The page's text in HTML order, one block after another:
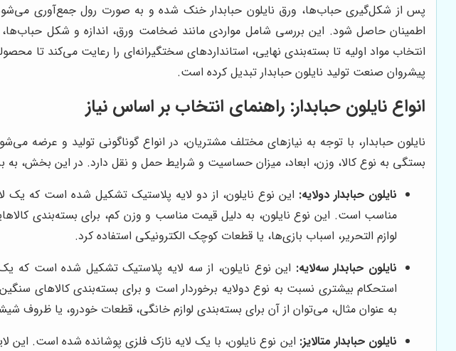
پس از شکل‌گیری حباب‌ها، ورق نایلون حبابدار خنک شده و به صورت رول جمع‌آوری
اطمینان حاصل شود. این بررسی شامل مواردی مانند ضخامت ورق، اندازه و شکل حباب‌ها،
انتخاب مواد اولیه تا بسته‌بندی نهایی، استانداردهای سختگیرانه‌ای را رعایت می‌کند تا
پیشروان صنعت تولید نایلون حبابدار تبدیل کرده است.
انواع نایلون حبابدار: راهنمای انتخاب بر اساس نیاز
نایلون حبابدار، با توجه به نیازهای مختلف مشتریان، در انواع گوناگونی تولید و عرضه
بستگی به نوع کالا، وزن، ابعاد، میزان حساسیت و شرایط حمل و نقل دارد. در این بخش، به
نایلون حبابدار دولایه: این نوع نایلون، از دو لایه پلاستیک تشکیل شده است که یک
مناسب است. این نوع نایلون، به دلیل قیمت مناسب و وزن کم، برای بسته‌بندی
لوازم التحریر، اسباب بازی‌ها، یا قطعات کوچک الکترونیکی استفاده کرد.
نایلون حبابدار سه‌لایه: این نوع نایلون، از سه لایه پلاستیک تشکیل شده است که یک
استحکام بیشتری نسبت به نوع دولایه برخوردار است و برای بسته‌بندی کالاهای
به عنوان مثال، می‌توان از آن برای بسته‌بندی لوازم خانگی، قطعات خودرو، یا ظروف
نایلون حبابدار متالایز: این نوع نایلون، با یک لایه نازک فلزی پوشانده شده است. این